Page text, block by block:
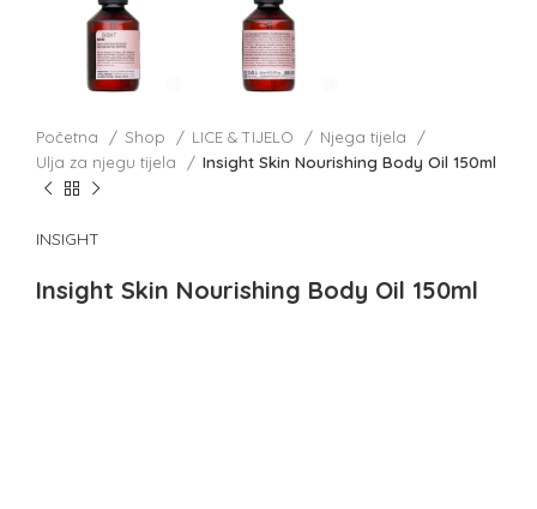
Početna Shop LICE & TIJELO
Njega tijela
Ulja za njegu tijela
Insight Skin Nourishing Body Oil 150ml
INSIGHT
Insight Skin Nourishing Body Oil 150ml